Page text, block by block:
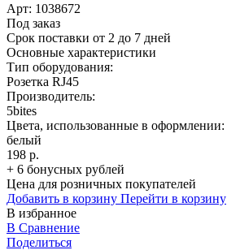
Арт: 1038672
Под заказ
Срок поставки от 2 до 7 дней
Основные характеристики
Тип оборудования:
Розетка RJ45
Производитель:
5bites
Цвета, использованные в оформлении:
белый
198 р.
+ 6 бонусных рублей
Цена для розничных покупателей
Добавить в корзину Перейти в корзину
В избранное
В Сравнение
Поделиться